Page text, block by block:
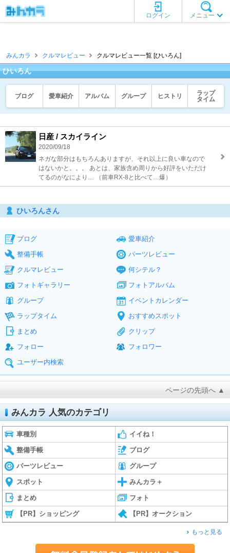
メニュー
ログイン
みんカラ クルマレビュー クルマレビュー一覧 [ひいろん]
ひいろん
ブログ 愛車紹介 アルバム グループ ヒストリ
ラップ
タイム
日産 / スカイライン
2020/09/18
ネガな部分はもちろんありますが、それ以上に良い車なので
はないかと。。。 あとは、家族含め周りから好評をいただけ
てるのがなにより… （前車RX-8と比べて…爆）
ひいろんさん
ブログ
愛車紹介
整備手帳
パーツレビュー
クルマレビュー
何シテル？
フォトギャラリー
フォトアルバム
グループ
イベントカレンダー
ラップタイム
おすすめスポット
まとめ
クリップ
フォロー
フォロワー
ユーザー内検索
ページの先頭へ ▲
みんカラ 人気のカテゴリ
車種別 イイね！
整備手帳 ブログ
パーツレビュー グループ
スポット みんカラ＋
まとめ フォト
【PR】ショッピング 【PR】オークション
もっと見る